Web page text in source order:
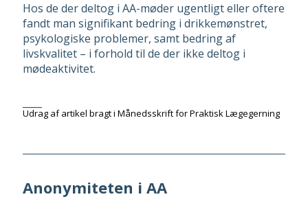
Hos de der deltog i AA-møder ugentligt eller oftere
fandt man signifikant bedring i drikkemønstret,
psykologiske problemer, samt bedring af
livskvalitet – i forhold til de der ikke deltog i
mødeaktivitet.
Udrag af artikel bragt i Månedsskrift for Praktisk Lægegerning
Anonymiteten i AA